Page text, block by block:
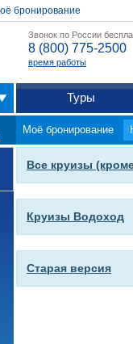
бронирование
Звонок по России
8 (800) 775-2500
время работы
Туры
Моё бронирование
Все круизы
Круизы Водоход
Старая версия